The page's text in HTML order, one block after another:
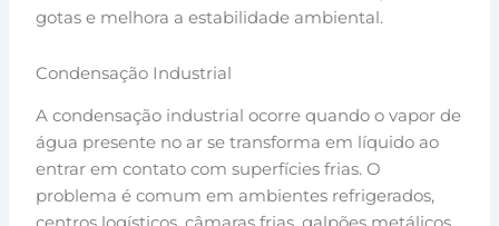
gotas e melhora a estabilidade ambiental.
Condensação Industrial
A condensação industrial ocorre quando o vapor de
água presente no ar se transforma em líquido ao
entrar em contato com superfícies frias. O
problema é comum em ambientes refrigerados,